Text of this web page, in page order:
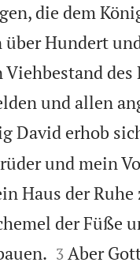
die dem
Hundert
und allen
David erhob
und mein
Haus der
der Füße

3 Aber